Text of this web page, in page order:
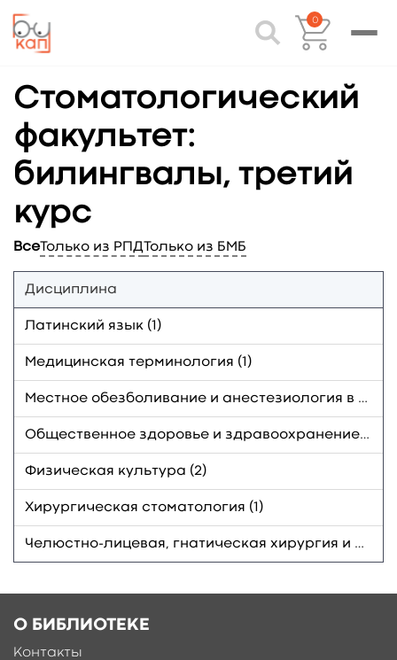
0
Стоматологический
факультет:
билингвалы, третий
курс
ВсеТолько из РПД Только из БМБ
Дисциплина
Латинский язык (1)
Медицинская терминология (1)
Местное обезболивание и анестезиология в стоматологии (1)
Общественное здоровье и здравоохранение, экономика здравоохранения (1)
Физическая культура (2)
Хирургическая стоматология (1)
Челюстно-лицевая, гнатическая хирургия и протезирование (1)
О БИБЛИОТЕКЕ
Контакты